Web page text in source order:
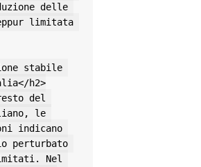
delle
limitata
h2>
le
indicano
perturbato
Nel